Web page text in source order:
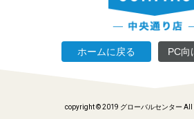
ホームに戻る PC向
copyright © 2019 グローバルセンター All